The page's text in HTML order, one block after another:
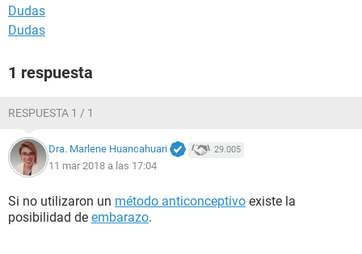
Dudas
Dudas
1 respuesta
RESPUESTA 1 / 1
Dra. Marlene Huancahuari 29.005
11 mar 2018 a las 17:04
Si no utilizaron un método anticonceptivo existe la
posibilidad de embarazo.